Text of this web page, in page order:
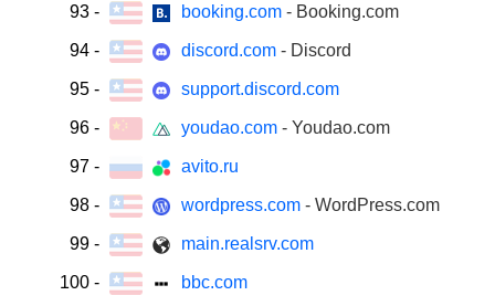
93 - booking.com - Booking.com
94 - discord.com - Discord
95 - support.discord.com
96 - youdao.com - Youdao.com
97 - avito.ru
98 - wordpress.com - WordPress.com
99 - main.realsrv.com
100 - bbc.com